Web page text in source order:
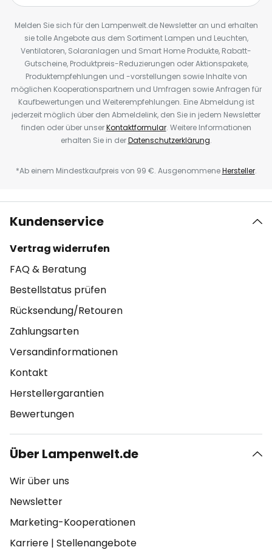
Melden Sie sich für den Lampenwelt.de Newsletter an und erhalten
sie tolle Angebote aus dem Sortiment Lampen und Leuchten,
Ventilatoren, Solaranlagen und Smart Home Produkte, Rabatt-
Gutscheine, Produktpreis-Reduzierungen oder Aktionspakete,
Produktempfehlungen und -vorstellungen sowie Inhalte von
möglichen Kooperationspartnern und Umfragen sowie Anfragen für
Kaufbewertungen und Weiterempfehlungen. Eine Abmeldung ist
jederzeit möglich über den Abmeldelink, den Sie in jedem Newsletter
finden oder über unserKontaktformular. Weitere Informationen
erhalten Sie in derDatenschutzerklärung.
*Ab einem Mindestkaufpreis von 99 €. AusgenommeneHersteller.
Kundenservice
Vertrag widerrufen
FAQ & Beratung
Bestellstatus prüfen
Rücksendung/Retouren
Zahlungsarten
Versandinformationen
Kontakt
Herstellergarantien
Bewertungen
Über Lampenwelt.de
Wir über uns
Newsletter
Marketing-Kooperationen
Karriere | Stellenangebote